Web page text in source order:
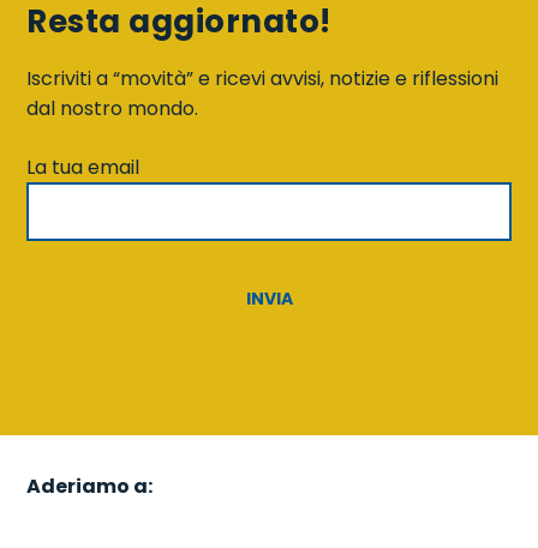
Resta aggiornato!
Iscriviti a “movità” e ricevi avvisi, notizie e riflessioni
dal nostro mondo.
La tua email
Aderiamo a: